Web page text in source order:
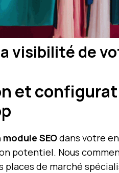
visibilité de
et
SEOdans votre
potentiel. Nous
places de marché